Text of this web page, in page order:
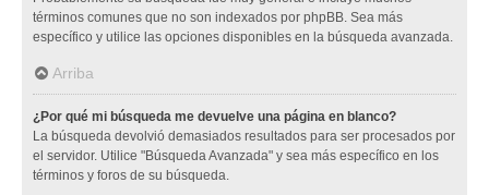
términos comunes que no son indexados por phpBB. Sea más
específico y utilice las opciones disponibles en la búsqueda avanzada.
Arriba
¿Por qué mi búsqueda me devuelve una página en blanco?
La búsqueda devolvió demasiados resultados para ser procesados por
el servidor. Utilice "Búsqueda Avanzada" y sea más específico en los
términos y foros de su búsqueda.